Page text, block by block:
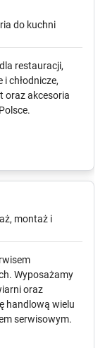
do kuchni
restauracji,
chłodnicze,
oraz akcesoria
Wyposażamy
oraz